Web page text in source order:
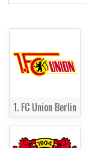
1. FC Union Berlin